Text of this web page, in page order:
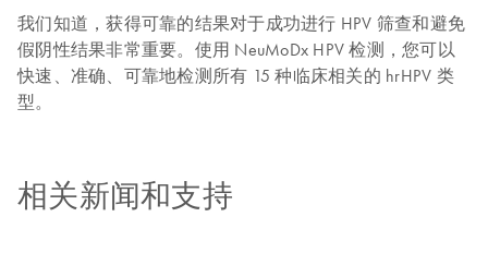
我们知道，获得可靠的结果对于成功进行 HPV 筛查和避免
假阴性结果非常重要。使用 NeuMoDx HPV 检测，您可以
快速、准确、可靠地检测所有 15 种临床相关的 hrHPV 类
型。
相关新闻和支持